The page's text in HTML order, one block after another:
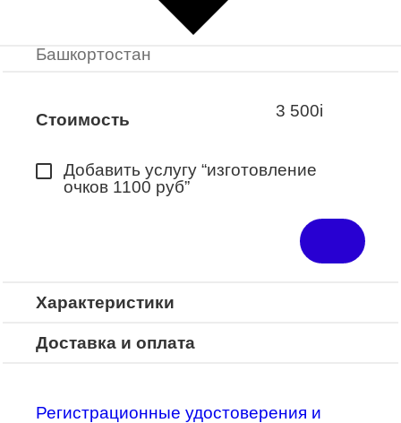
в ближайший салон “Оптик-Экспресс”.
*Доступно для Республики
Башкортостан
Стоимость 3 500i
Добавить услугу “изготовление
очков 1100 руб”
Характеристики
Доставка и оплата
Регистрационные удостоверения и